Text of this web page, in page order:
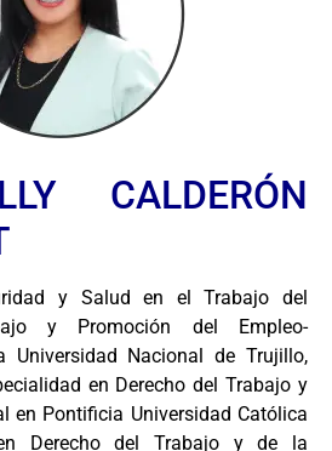
CALDERÓN
y Salud en el Trabajo del
y Promoción del Empleo-
Universidad Nacional de Trujillo,
en Derecho del Trabajo y
en Pontificia Universidad Católica
Derecho del Trabajo y de la